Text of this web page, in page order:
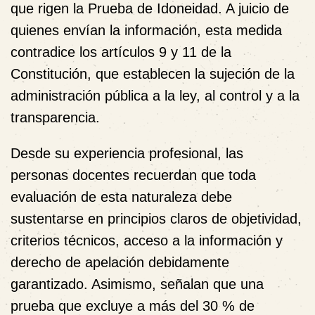
que rigen la Prueba de Idoneidad. A juicio de
quienes envían la información, esta medida
contradice los artículos 9 y 11 de la
Constitución, que establecen la sujeción de la
administración pública a la ley, al control y a la
transparencia.
Desde su experiencia profesional, las
personas docentes recuerdan que toda
evaluación de esta naturaleza debe
sustentarse en principios claros de objetividad,
criterios técnicos, acceso a la información y
derecho de apelación debidamente
garantizado. Asimismo, señalan que una
prueba que excluye a más del 30 % de